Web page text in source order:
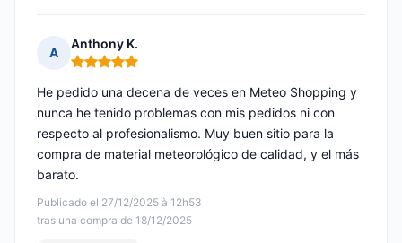
A
Anthony K.
Nota: 5 de 5
Publicado el 27/12/2025 à 12h53
tras una compra de 18/12/2025
He pedido una decena de veces en Meteo Shopping y
nunca he tenido problemas con mis pedidos ni con
respecto al profesionalismo. Muy buen sitio para la
compra de material meteorológico de calidad, y el más
barato.